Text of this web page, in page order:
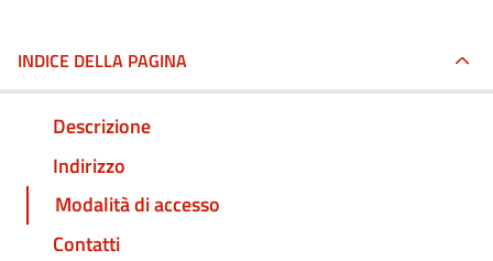
INDICE DELLA PAGINA
Descrizione
Indirizzo
Modalità di accesso
Contatti